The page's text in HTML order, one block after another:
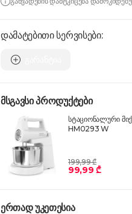
დამატებითი სერვისები:
მსგავსი პროდუქტები
სტაციონალური
HM0293 W
199,99 ₾
99,99 ₾
ერთად უკეთესია